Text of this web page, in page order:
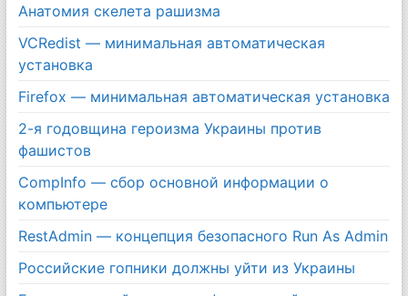
Анатомия скелета рашизма
VCRedist — минимальная автоматическая
установка
Firefox — минимальная автоматическая установка
2-я годовщина героизма Украины против
фашистов
CompInfo — сбор основной информации о
компьютере
RestAdmin — концепция безопасного Run As Admin
Российские гопники должны уйти из Украины